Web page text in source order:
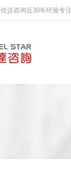
达咨询近30年经验专